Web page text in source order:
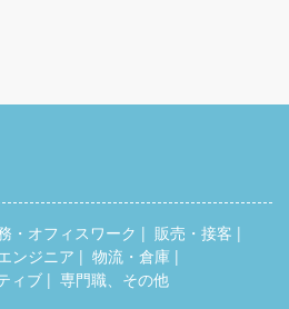
・オフィスワーク
販売・接客
ンジニア
物流・倉庫
ィブ 専門職、その他